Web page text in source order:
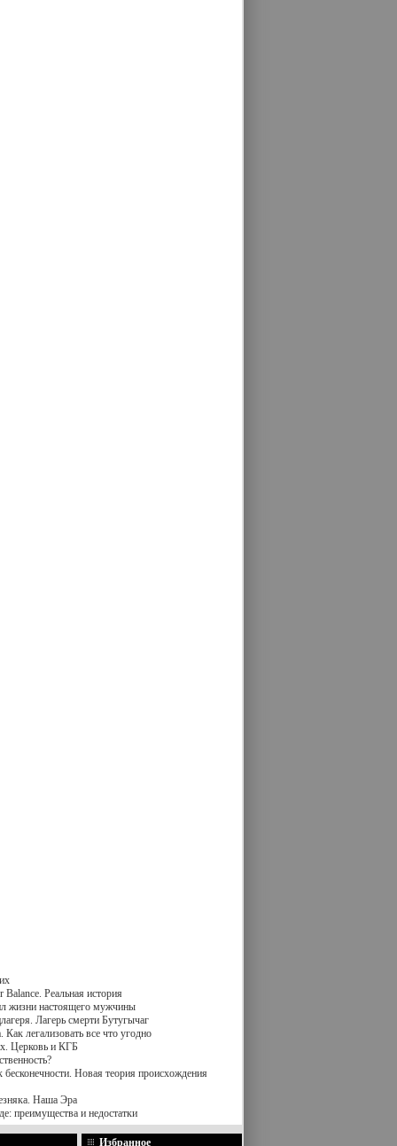
Balance. Реальная история
жизни настоящего мужчины
Лагерь смерти Бутугычаг
легализовать все что угодно
Церковь и КГБ
бесконечности. Новая теория происхождения
Наша Эра
преимущества и недостатки
Избранное